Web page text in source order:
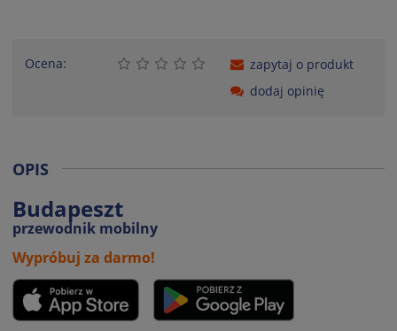
Ocena:
zapytaj o produkt
dodaj opinię
OPIS
Budapeszt
przewodnik mobilny
Wypróbuj za darmo!